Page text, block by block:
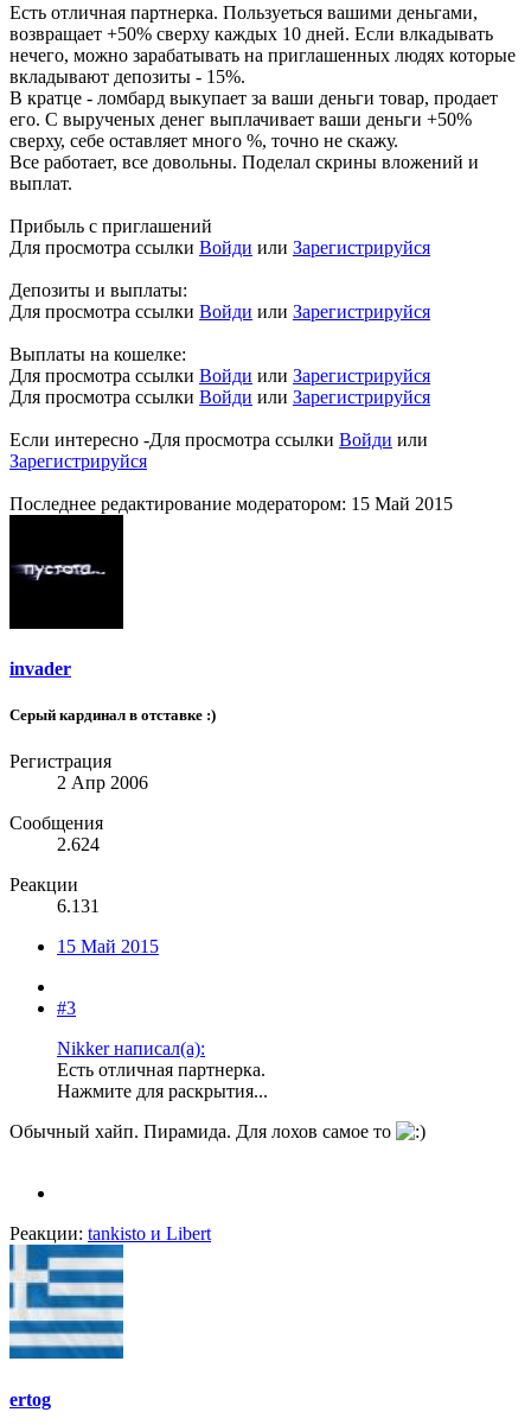
Есть отличная партнерка. Пользуеться вашими деньгами,
возвращает +50% сверху каждых 10 дней. Если влкадывать
нечего, можно зарабатывать на приглашенных людях которые
вкладывают депозиты - 15%.
В кратце - ломбард выкупает за ваши деньги товар, продает
его. С вырученых денег выплачивает ваши деньги +50%
сверху, себе оставляет много %, точно не скажу.
Все работает, все довольны. Поделал скрины вложений и
выплат.
Прибыль с приглашений
Для просмотра ссылки Войди или Зарегистрируйся
Депозиты и выплаты:
Для просмотра ссылки Войди или Зарегистрируйся
Выплаты на кошелке:
Для просмотра ссылки Войди или Зарегистрируйся
Для просмотра ссылки Войди или Зарегистрируйся
Если интересно -Для просмотра ссылки Войди или
Зарегистрируйся
Последнее редактирование модератором: 15 Май 2015
invader
Серый кардинал в отставке :)
Регистрация
2 Апр 2006
Сообщения
2.624
Реакции
6.131
15 Май 2015
#3
Nikker написал(а):
Есть отличная партнерка.
Нажмите для раскрытия...
Обычный хайп. Пирамида. Для лохов самое то
Реакции: tankisto и Libert
ertog